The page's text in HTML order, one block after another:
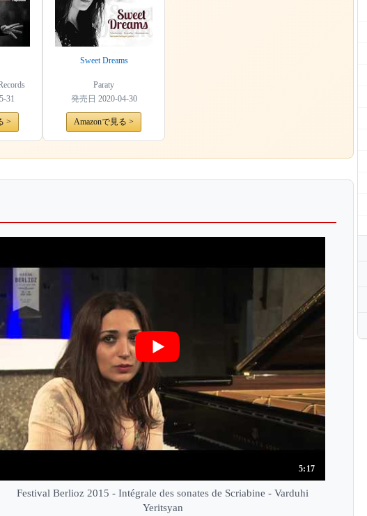
31
>
Sweet Dreams
Paraty
発売日 2020-04-30
Amazonで見る >
5:17
Festival Berlioz 2015 - Intégrale des sonates de Scriabine - Varduhi
Yeritsyan